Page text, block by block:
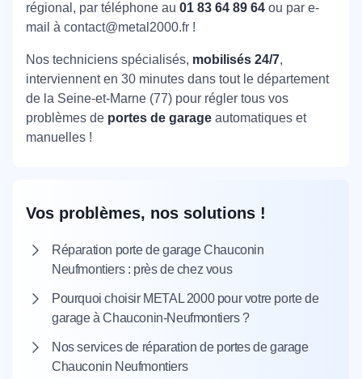
régional, par téléphone au 01 83 64 89 64 ou par e-
mail à contact@metal2000.fr !
Nos techniciens spécialisés, mobilisés 24/7,
interviennent en 30 minutes dans tout le département
de la Seine-et-Marne (77) pour régler tous vos
problèmes de portes de garage automatiques et
manuelles !
Vos problèmes, nos solutions !
Réparation porte de garage Chauconin
Neufmontiers : près de chez vous
Pourquoi choisir METAL 2000 pour votre porte de
garage à Chauconin-Neufmontiers ?
Nos services de réparation de portes de garage
Chauconin Neufmontiers